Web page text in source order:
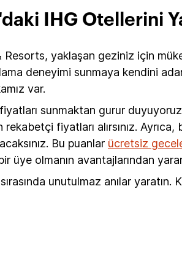
IHG Otellerini
yaklaşan geziniz için
deneyimi sunmaya kendini
var.
sunmaktan gurur
fiyatları alırsınız. Ayrıca,
Bu puanlar ücretsiz
üye olmanın avantajlarından
unutulmaz anılar yaratın.